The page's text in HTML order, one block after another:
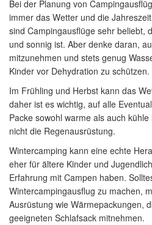
Bei der Planung von
immer das Wetter und die
sind Campingausflüge sehr beliebt,
und sonnig ist. Aber denke daran,
mitzunehmen und stets genug
Kinder vor Dehydration zu schützen.
Im Frühling und Herbst kann das
daher ist es wichtig, auf alle
Packe sowohl warme als auch
nicht die Regenausrüstung.
Wintercamping kann eine echte
eher für ältere Kinder und
Erfahrung mit Campen haben.
Wintercampingausflug zu machen,
Ausrüstung wie Wärmepackungen,
geeigneten Schlafsack mitnehmen.